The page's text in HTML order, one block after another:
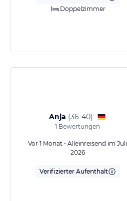
Doppelzimmer
Anja (36-40)
1 Bewertungen
Vor 1 Monat • Alleinreisend im Juli
2026
Verifizierter Aufenthalt